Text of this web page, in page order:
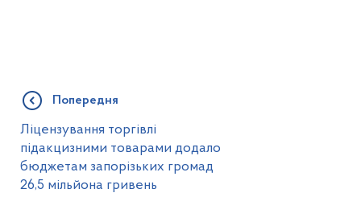
Попередня
Ліцензування торгівлі
підакцизними товарами додало
бюджетам запорізьких громад
26,5 мільйона гривень